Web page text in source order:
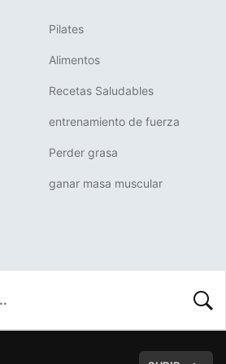
Pilates
Alimentos
Recetas Saludables
entrenamiento de fuerza
Perder grasa
ganar masa muscular